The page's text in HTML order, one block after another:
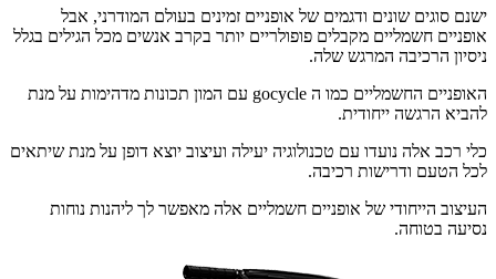
ישנם סוגים שונים ודגמים של אופניים זמינים בעולם המודרני, אבל
אופניים חשמליים מקבלים פופולריים יותר בקרב אנשים מכל הגילים בגלל
ניסיון הרכיבה המרגש שלה.
האופניים החשמליים כמו ה gocycle עם המון תכונות מדהימות על מנת
להביא הרגשה ייחודית.
כלי רכב אלה נועדו עם טכנולוגיה יעילה ועיצוב יוצא דופן על מנת שיתאים
לכל הטעם ודרישות רכיבה.
העיצוב הייחודי של אופניים חשמליים אלה מאפשר לך ליהנות נוחות
נסיעה בטוחה.